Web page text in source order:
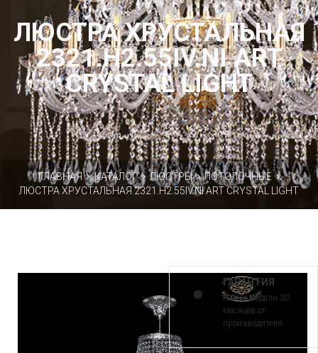
ЛЮСТРА ХРУСТАЛЬНАЯ
2321.H2.55IV.NI ART
CRYSTAL LIGHT
ГЛАВНАЯ КАТАЛОГ ЛЮСТРЫ
ПОТОЛОЧНЫЕ
ЛЮСТРА ХРУСТАЛЬНАЯ 2321.H2.55IV.NI ART CRYSTAL LIGHT
ГАРАНТИЯ
на все модели 30
месяцев от
производителя